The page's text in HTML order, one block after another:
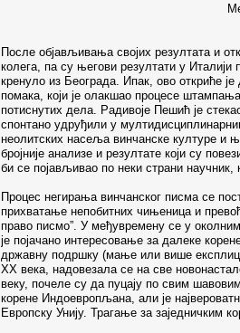
После објављивања својих резултата и
колега, па су његови резултати у Италији
кренуло из Београда. Ипак, ово откриће
помака, који је олакшао процесе
потиснутих дела. Радивоје Пешић је
спонтано удруђили у
неолитских насеља винчанске културе и
бројније анализе и резултате који су
би се појављивао по неки страни научник,
Процес негирања винчанског писма се
прихватање непобитних чињеница и
право писмо”. У међувремену се у
је појачано интересовање за далеке
државну подршку (мање или више
XX века, надовезала се на све
веку, почеле су да пуцају по свим
корене Индоевропљана, али је
Европску Унију. Трагање за заједничким